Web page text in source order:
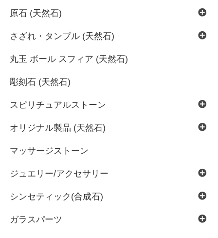
原石 (天然石)
さざれ・タンブル (天然石)
丸玉 ボール スフィア (天然石)
彫刻石 (天然石)
スピリチュアルストーン
オリジナル製品 (天然石)
マッサージストーン
ジュエリー/アクセサリー
シンセティック(合成石)
ガラスパーツ